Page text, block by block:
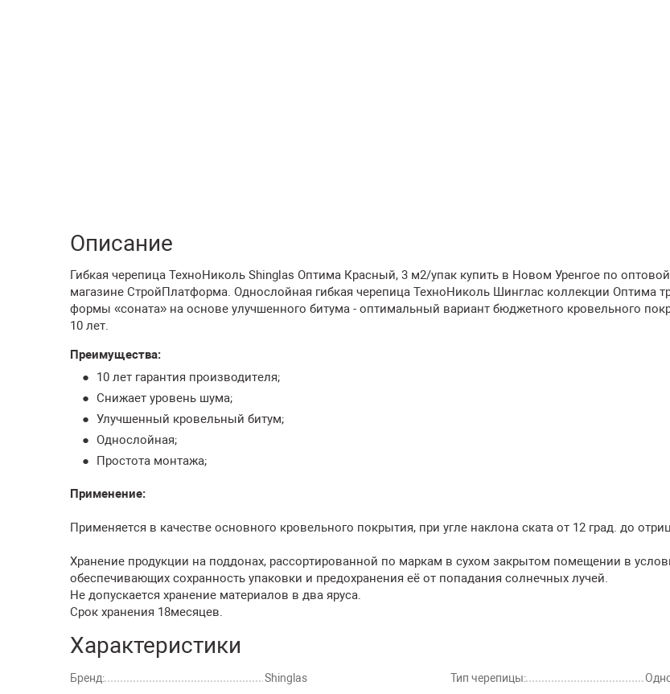
Описание
Гибкая черепица ТехноНиколь Shinglas Оптима Красный, 3 м2/упак купить в Новом Уренгое по
магазине СтройПлатформа. Однослойная гибкая черепица ТехноНиколь Шинглас коллекции Оптима
формы «соната» на основе улучшенного битума - оптимальный вариант бюджетного кровельного
10 лет.
Преимущества:
10 лет гарантия производителя;
Снижает уровень шума;
Улучшенный кровельный битум;
Однослойная;
Простота монтажа;
Применение:
Применяется в качестве основного кровельного покрытия, при угле наклона ската от 12 град. до
Хранение продукции на поддонах, рассортированной по маркам в сухом закрытом помещении в
обеспечивающих сохранность упаковки и предохранения её от попадания солнечных лучей.
Не допускается хранение материалов в два яруса.
Срок хранения 18месяцев.
Характеристики
Бренд:
Shinglas
Тип черепицы: